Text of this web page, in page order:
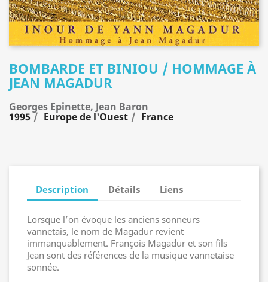
BOMBARDE ET BINIOU / HOMMAGE À
JEAN MAGADUR
Georges Epinette, Jean Baron
1995 Europe de l'Ouest France
Description Détails Liens
Lorsque l’on évoque les anciens sonneurs
vannetais, le nom de Magadur revient
immanquablement. François Magadur et son fils
Jean sont des références de la musique vannetaise
sonnée.